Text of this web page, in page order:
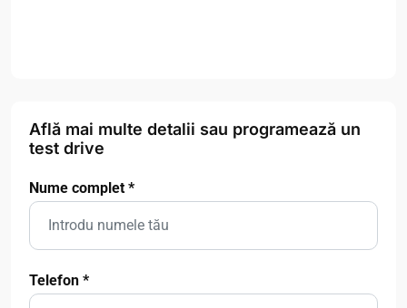
Află mai multe detalii sau programează un
test drive
Nume complet*
Telefon *